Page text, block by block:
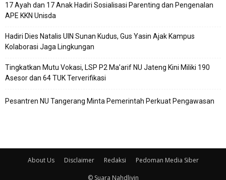
17 Ayah dan 17 Anak Hadiri Sosialisasi Parenting dan Pengenalan
APE KKN Unisda
Hadiri Dies Natalis UIN Sunan Kudus, Gus Yasin Ajak Kampus
Kolaborasi Jaga Lingkungan
Tingkatkan Mutu Vokasi, LSP P2 Ma’arif NU Jateng Kini Miliki 190
Asesor dan 64 TUK Terverifikasi
Pesantren NU Tangerang Minta Pemerintah Perkuat Pengawasan
About Us Disclaimer Redaksi Pedoman Media Siber
© Suara Nahdliyin